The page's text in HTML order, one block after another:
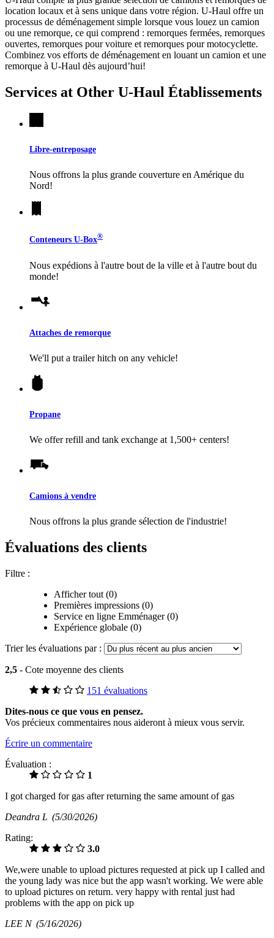
location locaux et à sens unique dans votre région. U-Haul offre un
processus de déménagement simple lorsque vous louez un camion
ou une remorque, ce qui comprend : remorques fermées, remorques
ouvertes, remorques pour voiture et remorques pour motocyclette.
Combinez vos efforts de déménagement en louant un camion et une
remorque à U-Haul dès aujourd’hui!
Services at Other U-Haul Établissements
Libre-entreposage
Nous offrons la plus grande couverture en Amérique du
Nord!
Conteneurs U-Box®
Nous expédions à l'autre bout de la ville et à l'autre bout du
monde!
Attaches de remorque
We'll put a trailer hitch on any vehicle!
Propane
We offer refill and tank exchange at 1,500+ centers!
Camions à vendre
Nous offrons la plus grande sélection de l'industrie!
Évaluations des clients
Filtre :
Afficher tout (0)
Premières impressions (0)
Service en ligne Emménager (0)
Expérience globale (0)
Trier les évaluations par :
2,5 - Cote moyenne des clients
151 évaluations
Dites-nous ce que vous en pensez.
Vos précieux commentaires nous aideront à mieux vous servir.
Écrire un commentaire
Évaluation :
1
I got charged for gas after returning the same amount of gas
Deandra L (5/30/2026)
Rating:
3.0
We,were unable to upload pictures requested at pick up I called and
the young lady was nice but the app wasn't working. We were able
to upload pictures on return. very happy with rental just had
problems with the app on pick up
LEE N (5/16/2026)